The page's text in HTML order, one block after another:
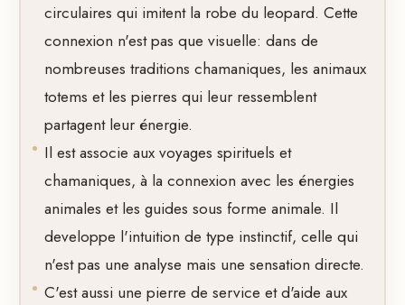
circulaires qui imitent la robe du leopard. Cette
connexion n'est pas que visuelle: dans de
nombreuses traditions chamaniques, les animaux
totems et les pierres qui leur ressemblent
partagent leur énergie.
Il est associe aux voyages spirituels et
chamaniques, à la connexion avec les énergies
animales et les guides sous forme animale. Il
developpe l'intuition de type instinctif, celle qui
n'est pas une analyse mais une sensation directe.
C'est aussi une pierre de service et d'aide aux